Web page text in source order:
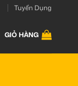
Tuyển Dụng
GIỎ HÀNG